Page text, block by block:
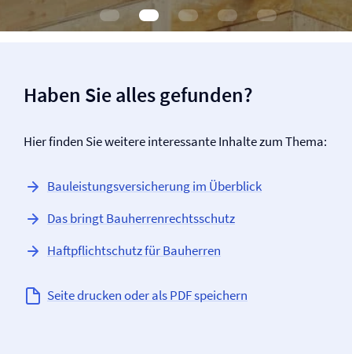
Haben Sie alles gefunden?
Hier finden Sie weitere interessante Inhalte zum Thema:
Bauleistungs­versicherung im Überblick
Das bringt Bauherren­rechtsschutz
Haftpflichtschutz für Bauherren
Seite drucken oder als PDF speichern